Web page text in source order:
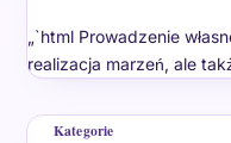
„`html Prowadzenie
realizacja marzeń, ale
Kategorie